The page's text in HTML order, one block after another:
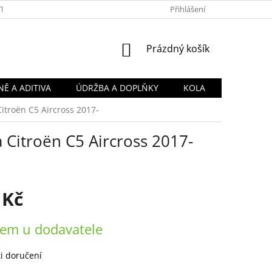
PODMÍNKY OCHRANY OSOBNÍCH
Přihlášení
NÁKUPNÍ
Prázdný košík
A ADITIVA ÚDRŽBA A DOPLŇKY
KOLA
C5 Aircross 2017-
C5 Aircross 2017-
u dodavatele
doručení